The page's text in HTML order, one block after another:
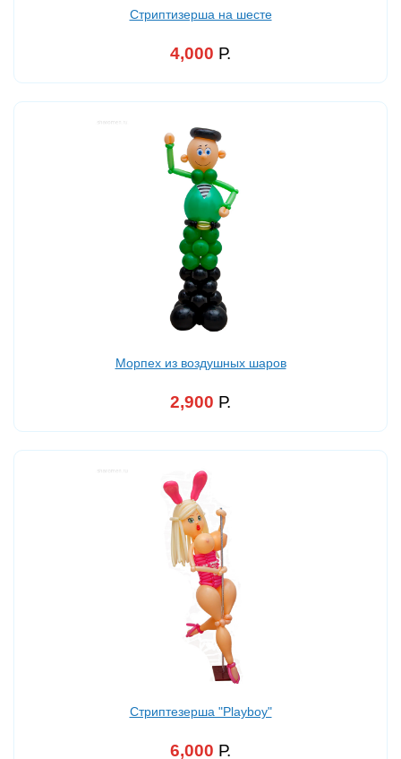
Стриптизерша на шесте
4,000 Р.
Морпех из воздушных шаров
2,900 Р.
Стриптезерша "Playboy"
6,000 Р.